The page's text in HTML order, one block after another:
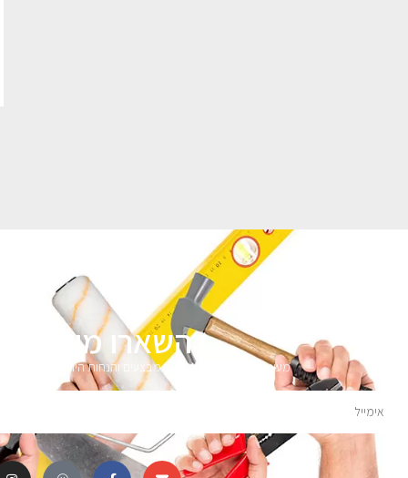
השארו מעודכנים
מעוניינים לקבל עדכונים על מבצעים והנחות הירשמו